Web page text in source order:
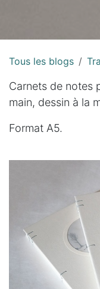
Tous les blogs
Carnets de notes
main, dessin à la
Format A5.